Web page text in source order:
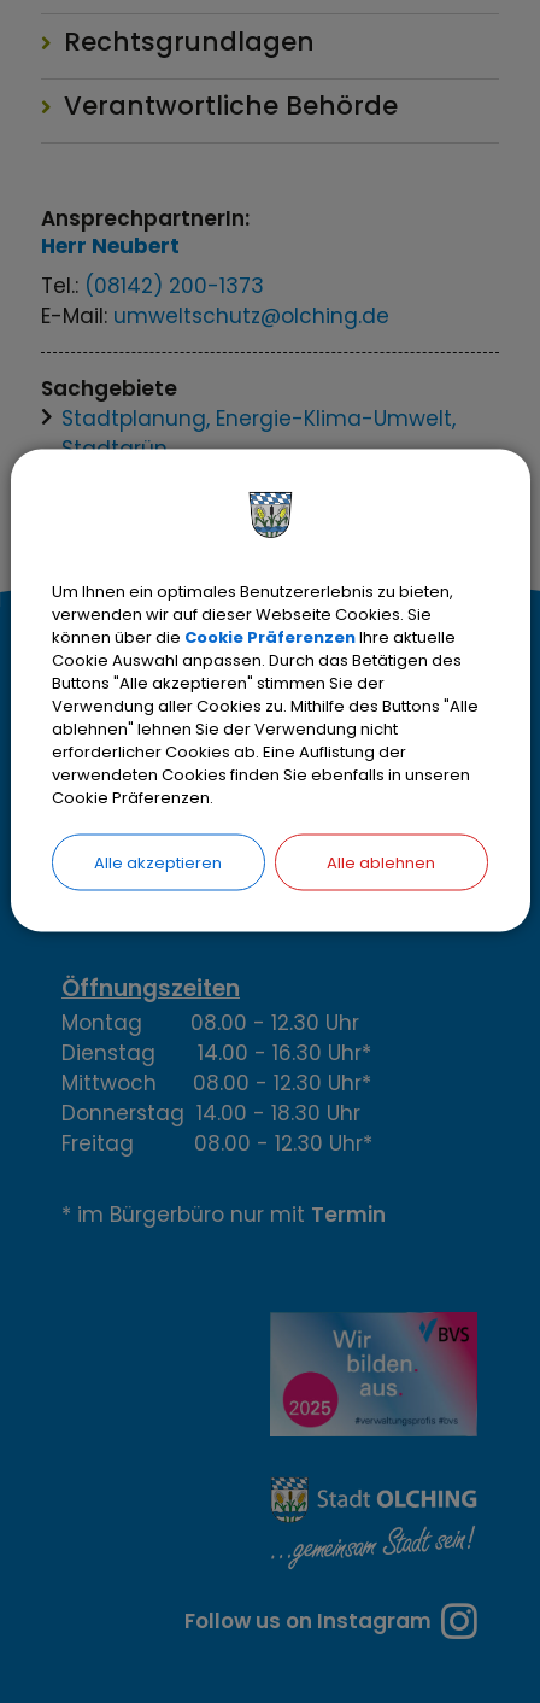
Rechtsgrundlagen
Verantwortliche Behörde
AnsprechpartnerIn:
Herr Neubert
Tel.: (08142) 200-1373
E-Mail: umweltschutz@olching.de
Sachgebiete
Stadtplanung, Energie-Klima-Umwelt,
Stadtgrün
K
o
n
t
a
k
t
,
Ö
f
f
n
u
Kontakt
Stadt Olching
Rebhuhnstr. 18
82140 Olching
Telefon08142 200-2000
Telefax08142 200-4000
IBAN DE13700530700001952316
Öffnungszeiten
Montag 08.00 - 12.30 Uhr
Dienstag 14.00 - 16.30 Uhr*
Mittwoch 08.00 - 12.30 Uhr*
Donnerstag 14.00 - 18.30 Uhr
Freitag 08.00 - 12.30 Uhr*
* im Bürgerbüro nur mit Termin
Follow us on Instagram
Um Ihnen ein optimales Benutzererlebnis zu bieten,
verwenden wir auf dieser Webseite Cookies. Sie
können über die Cookie PräferenzenIhre aktuelle
Cookie Auswahl anpassen. Durch das Betätigen des
Buttons "Alle akzeptieren" stimmen Sie der
Verwendung aller Cookies zu. Mithilfe des Buttons "Alle
ablehnen" lehnen Sie der Verwendung nicht
erforderlicher Cookies ab. Eine Auflistung der
verwendeten Cookies finden Sie ebenfalls in unseren
Cookie Präferenzen.
Alle akzeptieren Alle ablehnen